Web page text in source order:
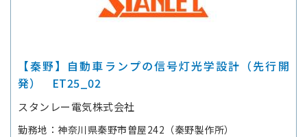
【秦野】自動車ランプの信号灯光学設計（先行開
発） ET25_02
スタンレー電気株式会社
勤務地
神奈川県秦野市曽屋242（秦野製作所）